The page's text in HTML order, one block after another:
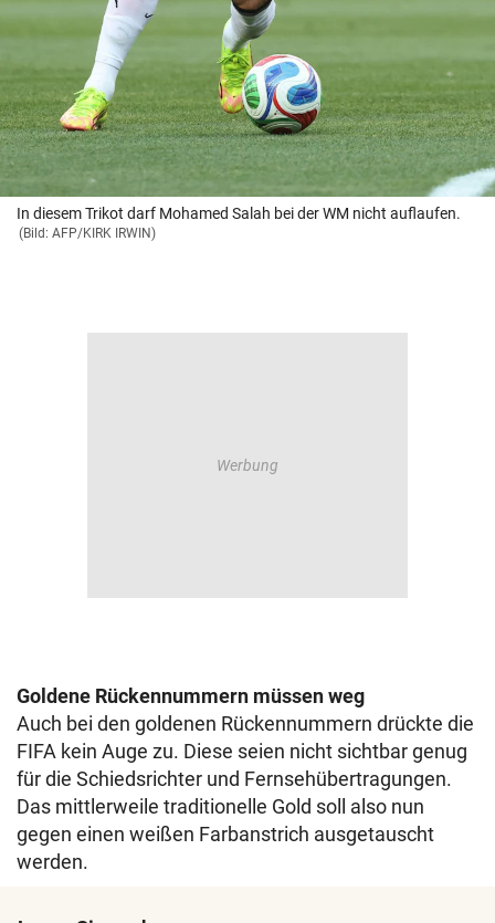
In diesem Trikot darf Mohamed Salah bei der WM nicht auflaufen.
(Bild: AFP/KIRK IRWIN)
Goldene Rückennummern müssen weg
Auch bei den goldenen Rückennummern drückte die
FIFA kein Auge zu. Diese seien nicht sichtbar genug
für die Schiedsrichter und Fernsehübertragungen.
Das mittlerweile traditionelle Gold soll also nun
gegen einen weißen Farbanstrich ausgetauscht
werden.